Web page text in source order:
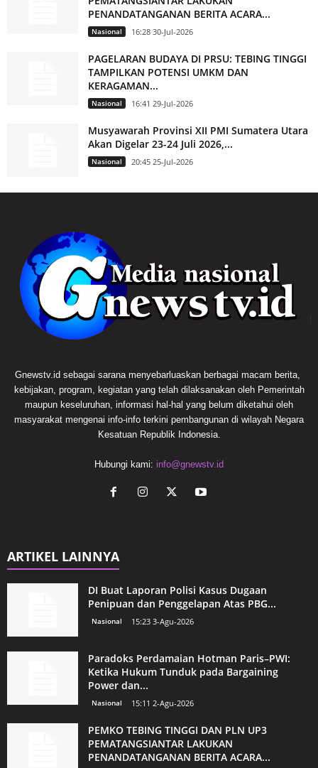
PENANDATANGANAN BERITA ACARA...
Nasional 16:28 30-Jul-2026
PAGELARAN BUDAYA DI PRSU: TEBING TINGGI
TAMPILKAN POTENSI UMKM DAN
KERAGAMAN...
Nasional 16:41 29-Jul-2026
Musyawarah Provinsi XII PMI Sumatera Utara
Akan Digelar 23-24 Juli 2026,...
Nasional 20:45 25-Jul-2026
Gnewstv.id sebagai sarana menyebarluaskan berbagai macam berita,
kebijakan, program, kegiatan yang telah dilaksanakan oleh Pemerintah
maupun keseluruhan, informasi hal-hal yang belum diketahui oleh
masyarakat mengenai info-info terkini pembangunan di wilayah Negara
Kesatuan Republik Indonesia.
Hubungi kami: info@gnewstv.id
ARTIKEL LAINNYA
DI Buat Laporan Polisi Kasus Dugaan
Penipuan dan Penggelapan Atas PBG...
Nasional 15:23 3-Agu-2026
Paradoks Perdamaian Hotman Paris–PWI:
Ketika Hukum Tunduk pada Bargaining
Power dan...
Nasional 15:11 2-Agu-2026
PEMKO TEBING TINGGI DAN PLN UP3
PEMATANGSIANTAR LAKUKAN
PENANDATANGANAN BERITA ACARA...